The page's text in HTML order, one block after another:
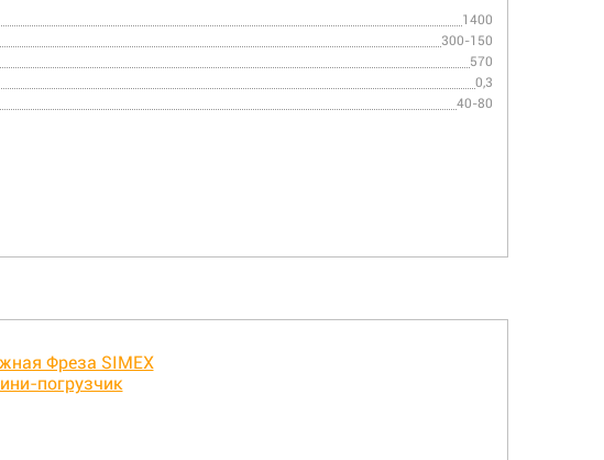
1400
300-150
570
0,3
40-80